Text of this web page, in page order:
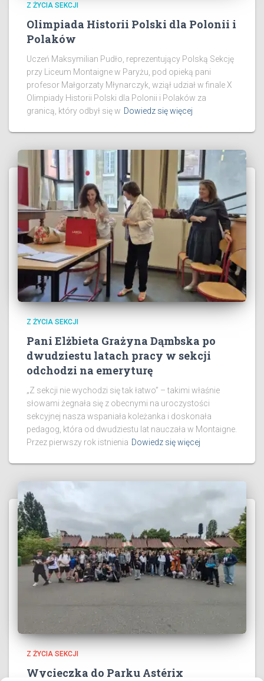
Z ŻYCIA SEKCJI
Olimpiada Historii Polski dla Polonii i
Polaków
Uczeń Maksymilian Pudło, reprezentujący Polską Sekcję
przy Liceum Montaigne w Paryżu, pod opieką pani
profesor Małgorzaty Młynarczyk, wziął udział w finale X
Olimpiady Historii Polski dla Polonii i Polaków za
granicą, który odbył się w Dowiedz się więcej
Z ŻYCIA SEKCJI
Pani Elżbieta Grażyna Dąmbska po
dwudziestu latach pracy w sekcji
odchodzi na emeryturę
„Z sekcji nie wychodzi się tak łatwo” – takimi właśnie
słowami żegnała się z obecnymi na uroczystości
sekcyjnej nasza wspaniała koleżanka i doskonała
pedagog, która od dwudziestu lat nauczała w Montaigne.
​Przez pierwszy rok istnienia Dowiedz się więcej
Z ŻYCIA SEKCJI
Wycieczka do Parku Astérix